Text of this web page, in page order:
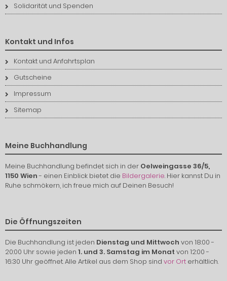
Solidarität und Spenden
Kontakt und Infos
Kontakt und Anfahrtsplan
Gutscheine
Impressum
Sitemap
Meine Buchhandlung
Meine Buchhandlung befindet sich in der Oelweingasse 36/5,
1150 Wien- einen Einblick bietet die Bildergalerie. Hier kannst Du in
Ruhe schmökern, ich freue mich auf Deinen Besuch!
Die Öffnungszeiten
Die Buchhandlung ist jeden Dienstag und Mittwoch von 18:00 -
20:00 Uhr sowie jeden 1. und 3. Samstag im Monat von 12:00 -
16:30 Uhr geöffnet. Alle Artikel aus dem Shop sind vor Ort erhältlich.